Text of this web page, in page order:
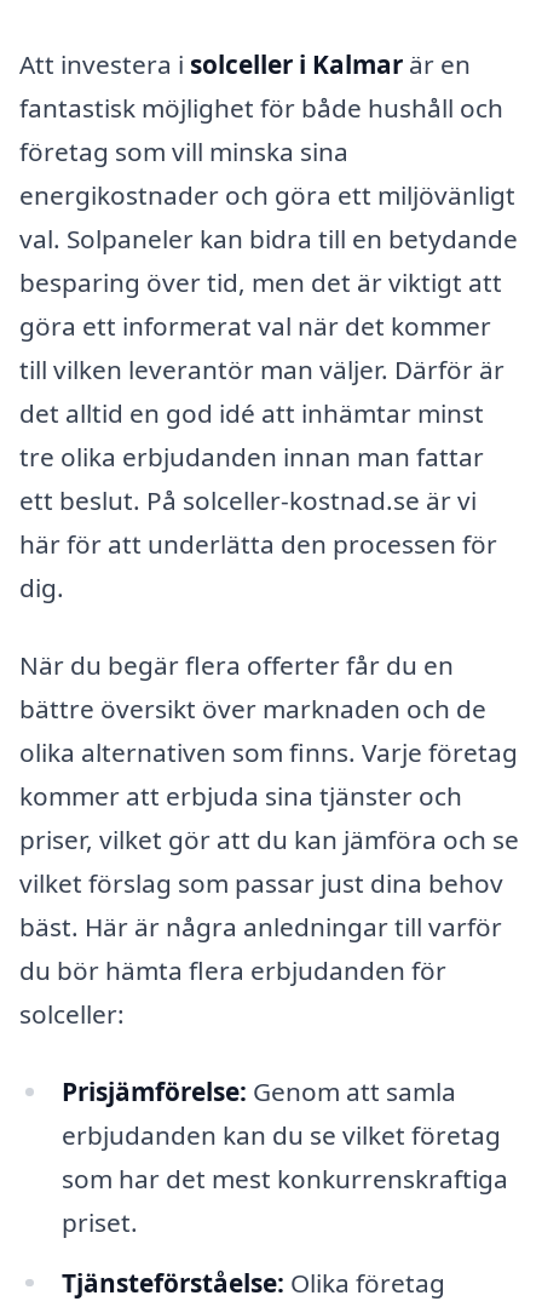
Att investera i solceller i Kalmar är en
fantastisk möjlighet för både hushåll och
företag som vill minska sina
energikostnader och göra ett miljövänligt
val. Solpaneler kan bidra till en betydande
besparing över tid, men det är viktigt att
göra ett informerat val när det kommer
till vilken leverantör man väljer. Därför är
det alltid en god idé att inhämtar minst
tre olika erbjudanden innan man fattar
ett beslut. På solceller-kostnad.se är vi
här för att underlätta den processen för
dig.
När du begär flera offerter får du en
bättre översikt över marknaden och de
olika alternativen som finns. Varje företag
kommer att erbjuda sina tjänster och
priser, vilket gör att du kan jämföra och se
vilket förslag som passar just dina behov
bäst. Här är några anledningar till varför
du bör hämta flera erbjudanden för
solceller:
Prisjämförelse: Genom att samla
erbjudanden kan du se vilket företag
som har det mest konkurrenskraftiga
priset.
Tjänsteförståelse: Olika företag